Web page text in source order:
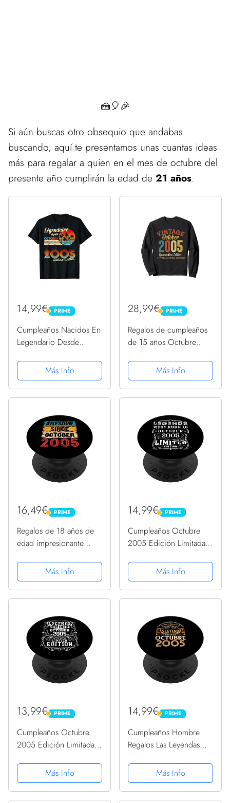
🍰🎈🎉
Si aún buscas otro obsequio que andabas
buscando, aquí te presentamos unas cuantas ideas
más para regalar a quien en el mes de octubre del
presente año cumplirán la edad de 21 años.
14,99€ PRIME
PRIME
Cumpleaños Nacidos En
Legendario Desde
CamisetaMás Info
28,99€ PRIME
PRIME
Regalos de cumpleaños
de 15 años Octubre
cuarentena Sudadera
Más Info
16,49€ PRIME
PRIME
Regalos de 18 años de
edad impresionante
para 18 cumpleaños
PopSockets PopGrip
Intercambiable
Más Info
14,99€ PRIME
PRIME
Cumpleaños Octubre
2005 Edición Limitada
PopSockets PopGrip
Intercambiable
Más Info
13,99€ PRIME
PRIME
Cumpleaños Octubre
2005 Edición Limitada
PopSockets PopGrip
Intercambiable
Más Info
14,99€ PRIME
PRIME
Cumpleaños Hombre
Regalos Las Leyendas
PopSockets PopGrip
Intercambiable
Más Info